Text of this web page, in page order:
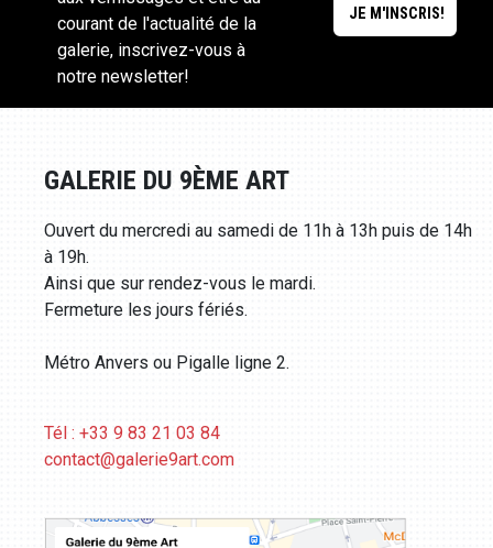
courant de l'actualité de la
galerie, inscrivez-vous à
notre newsletter!
GALERIE DU 9ÈME ART
Ouvert du mercredi au samedi de 11h à 13h puis de 14h
à 19h.
Ainsi que sur rendez-vous le mardi.
Fermeture les jours fériés.
Métro Anvers ou Pigalle ligne 2.
Tél : +33 9 83 21 03 84
contact@galerie9art.com